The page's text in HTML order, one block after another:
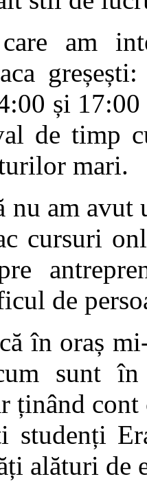
am
și
de timp
mari.
nu am avut
cursuri
de
în oraș
sunt
ținând cont
studenți
alături de